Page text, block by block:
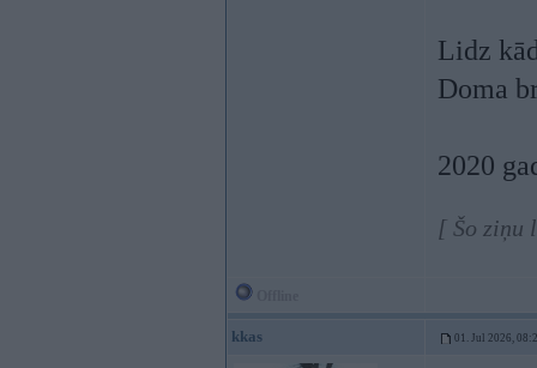
Lidz
Doma
2020
[ Šo ziņu
kkas 01. Jul 2026,